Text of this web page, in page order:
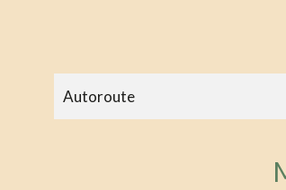
Autoroute